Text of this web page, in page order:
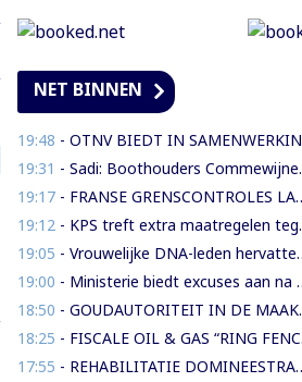
NET BINNEN
19:48 - OTNV BIEDT IN SAMENWERKING MET HAAR INTERNATIONALE PARTNERS 200 GRATIS STUDIEBEURZEN AAN TECHNISCH TALENT
19:31 - Sadi: Boothouders Commewijne zijn desperate, wachten 6 jaren op tariefaanpassing
19:17- FRANSE GRENSCONTROLES LANGS MAROWIJNERIVIER WEDEROM FORS AANGESCHERPT
19:12 - KPS treft extra maatregelen tegen verkeersdrukte binnenstad
19:05 - Vrouwelijke DNA-leden hervatten werk en eisen strengere gedragsregels na uitlating Van Samson
19:00 - Ministerie biedt excuses aan na onterechte beschuldigingen tegen IMEAO 2-directeur
18:50 - GOUDAUTORITEIT IN DE MAAK VOOR MEER ORDENING EN INKOMSTEN
18:25 - FISCALE OIL & GAS “RING FENCE” OR “NO RING FENCE”? THAT IS THE QUESTION!
17:55 - REHABILITATIE DOMINEESTRAAT GEHALVEERD TOT TWEE WEKEN NA ERNSTIGE VERKEERSCHAOS